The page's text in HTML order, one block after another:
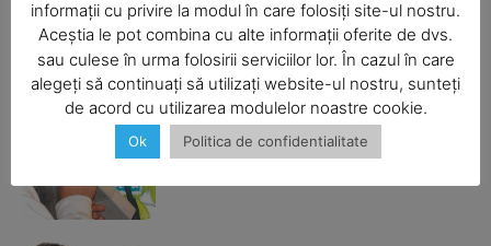
SUBSCRIBE NOW
Company
About
Ultimele ştiri
informații cu privire la modul în care folosiți site-ul nostru.
Aceștia le pot combina cu alte informații oferite de dvs.
sau culese în urma folosirii serviciilor lor. În cazul în care
alegeți să continuați să utilizați website-ul nostru, sunteți
de acord cu utilizarea modulelor noastre cookie.
Ok Politica de confidentialitate